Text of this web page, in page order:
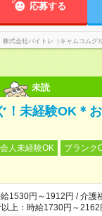
応募する
株式会社バイトレ（キャムコムグ
未読
！未経験OK＊
人未経験OK
ブランク
1530円～1912円 / 介護
上：時給1730円～2162